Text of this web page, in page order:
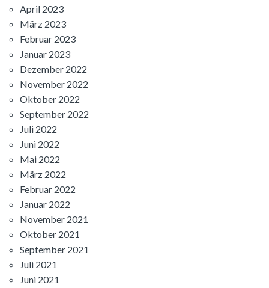
April 2023
März 2023
Februar 2023
Januar 2023
Dezember 2022
November 2022
Oktober 2022
September 2022
Juli 2022
Juni 2022
Mai 2022
März 2022
Februar 2022
Januar 2022
November 2021
Oktober 2021
September 2021
Juli 2021
Juni 2021